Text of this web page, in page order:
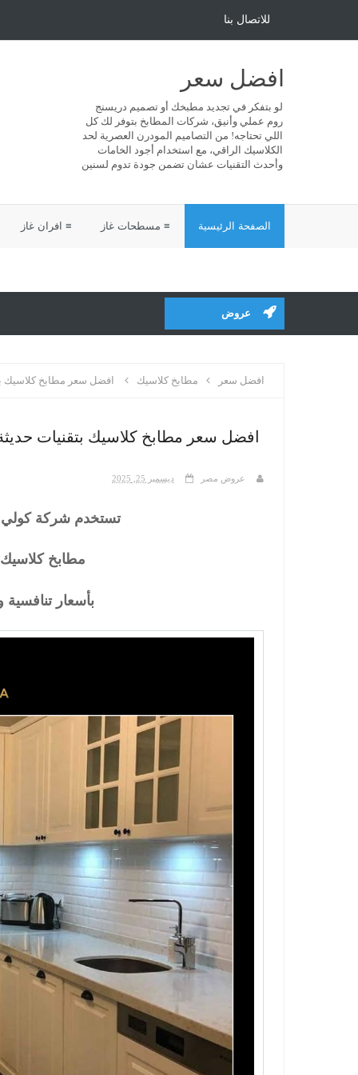
للاتصال بنا
افضل سعر
لو بتفكر في تجديد مطبخك أو تصميم دريسنج
روم عملي وأنيق، شركات المطابخ بتوفر لك كل
اللي تحتاجه! من التصاميم المودرن العصرية لحد
الكلاسيك الراقي، مع استخدام أجود الخامات
وأحدث التقنيات عشان تضمن جودة تدوم لسنين
الصفحة الرئيسية ≡ مسطحات غاز ≡ افران غاز
عروض
افضل سعر مطابخ كلاسيك افضل سعر مطابخ كلاسيك
افضل سعر مطابخ كلاسيك بتقنيات
عروض مصر ديسمبر 25, 2025
تستخدم شركة كولي
مطابخ كلاسيك
بأسعار